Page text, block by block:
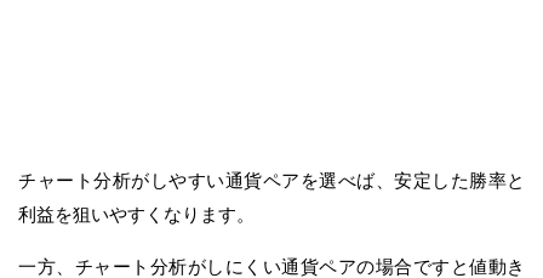
チャート分析がしやすい通貨ペアを選べば、安定した勝率と
利益を狙いやすくなります。
一方、チャート分析がしにくい通貨ペアの場合ですと値動き